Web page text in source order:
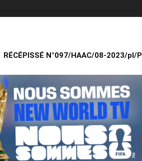
RÉCÉPISSÉ N°097/HAAC/08-2023/pl/P